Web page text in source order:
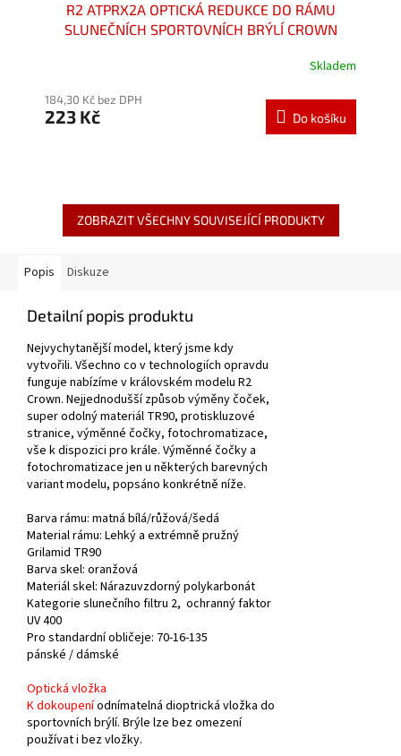
R2 ATPRX2A OPTICKÁ REDUKCE DO RÁMU
SLUNEČNÍCH SPORTOVNÍCH BRÝLÍ CROWN
produktu
je
Skladem
184,30 Kč bez DPH
223 Kč Do košíku
ZOBRAZIT VŠECHNY SOUVISEJÍCÍ PRODUKTY
Popis Diskuze
Detailní popis produktu
Nejvychytanější model, který jsme kdy
vytvořili. Všechno co v technologiích opravdu
funguje nabízíme v královském modelu R2
Crown. Nejjednodušší způsob výměny čoček,
super odolný materiál TR90, protiskluzové
stranice, výměnné čočky, fotochromatizace,
vše k dispozici pro krále. Výměnné čočky a
fotochromatizace jen u některých barevných
variant modelu, popsáno konkrétně níže.
Barva rámu: matná bílá/růžová/šedá
Material rámu: Lehký a extrémně pružný
Grilamid TR90
Barva skel: oranžová
Materiál skel: Nárazuvzdorný polykarbonát
Kategorie slunečního filtru 2, ochranný faktor
UV 400
Pro standardní obličeje: 70-16-135
pánské /dámské
Optická vložka
K dokoupeníodnímatelná dioptrická vložka do
sportovních brýlí. Brýle lze bez omezení
používat i bez vložky.